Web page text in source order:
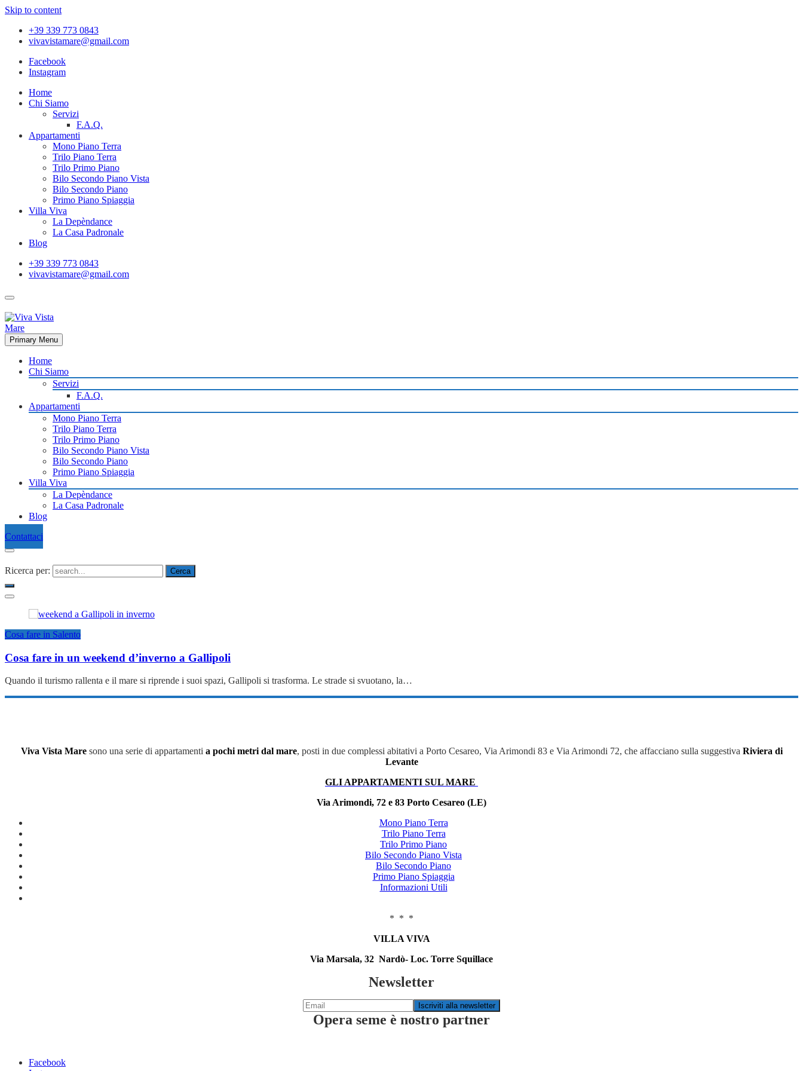
Skip to content
+39 339 773 0843
vivavistamare@gmail.com
Facebook
Instagram
Home
Chi Siamo
Servizi
F.A.Q.
Appartamenti
Mono Piano Terra
Trilo Piano Terra
Trilo Primo Piano
Bilo Secondo Piano Vista
Bilo Secondo Piano
Primo Piano Spiaggia
Villa Viva
La Depèndance
La Casa Padronale
Blog
+39 339 773 0843
vivavistamare@gmail.com
Primary Menu
Home
Chi Siamo
Servizi
F.A.Q.
Appartamenti
Mono Piano Terra
Trilo Piano Terra
Trilo Primo Piano
Bilo Secondo Piano Vista
Bilo Secondo Piano
Primo Piano Spiaggia
Villa Viva
La Depèndance
La Casa Padronale
Blog
Contattaci
Ricerca per:
Cosa fare in Salento
Cosa fare in un weekend d’inverno a Gallipoli
Quando il turismo rallenta e il mare si riprende i suoi spazi, Gallipoli si trasforma. Le strade si svuotano, la…
Viva Vista Maresono una serie di appartamenti a pochi metri dal mare, posti in due complessi abitativi a Porto Cesareo, Via Arimondi 83 e Via Arimondi 72, che affacciano sulla suggestiva Riviera di
Levante
GLI APPARTAMENTI SUL MARE
Via Arimondi, 72 e 83 Porto Cesareo (LE)
Mono Piano Terra
Trilo Piano Terra
Trilo Primo Piano
Bilo Secondo Piano Vista
Bilo Secondo Piano
Primo Piano Spiaggia
Informazioni Utili
* * *
VILLA VIVA
Via Marsala, 32 Nardò- Loc. Torre Squillace
Newsletter
Opera seme è nostro partner
Facebook